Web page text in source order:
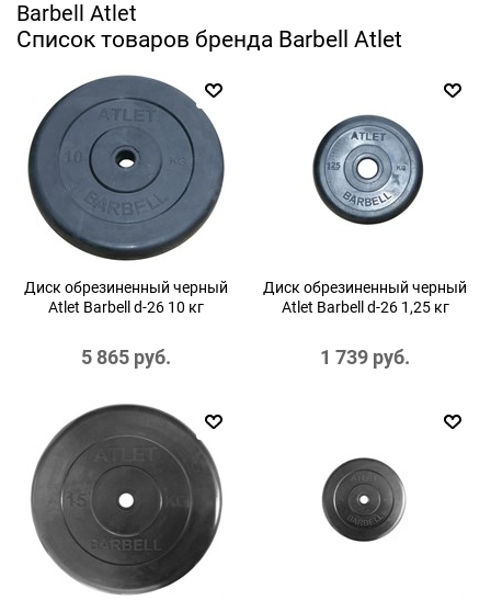
Barbell Atlet
Список товаров бренда Barbell Atlet
Диск обрезиненный черный
Atlet Barbell d-26 10 кг
5 865 руб.
Диск обрезиненный черный
Atlet Barbell d-26 1,25 кг
1 739 руб.